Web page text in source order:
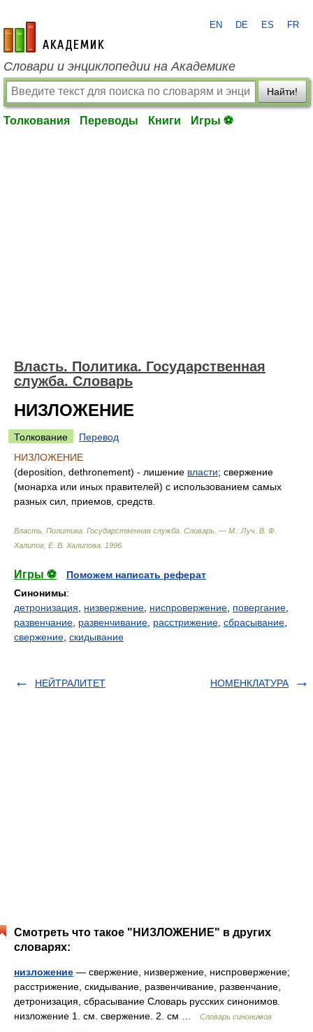
academic.ru
EN DE ES FR
Словари и энциклопедии на Академике
Найти!
Толкования Переводы Книги Игры ⚽
Власть. Политика. Государственная
служба. Словарь
НИЗЛОЖЕНИЕ
Толкование
Перевод
НИЗЛОЖЕНИЕ
(deposition, dethronement) - лишение власти; свержение
(монарха или иных правителей) с использованием самых
разных сил, приемов, средств.
Власть. Политика. Государственная служба. Словарь. — М.: Луч В. Ф.
Халипов, Е. В. Халипова 1996
Игры ⚽
Поможем написать реферат
Синонимы:
детронизация
низвержение ниспровержение повергание
развенчание развенчивание расстрижение сбрасывание
свержение скидывание
НЕЙТРАЛИТЕТ НОМЕНКЛАТУРА
Смотреть что такое "НИЗЛОЖЕНИЕ" в других
словарях:
низложение — свержение, низвержение, ниспровержение;
расстрижение, скидывание, развенчивание, развенчание,
детронизация, сбрасывание Словарь русских синонимов.
низложение 1. см. свержение. 2. см …
Словарь синонимов